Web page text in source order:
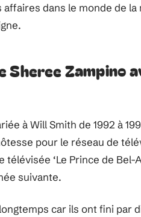
dans le monde de
Sheree Zampino
à Will Smith de 1992 à
pour le réseau de
télévisée ‘Le Prince de
suivante.
car ils ont fini par